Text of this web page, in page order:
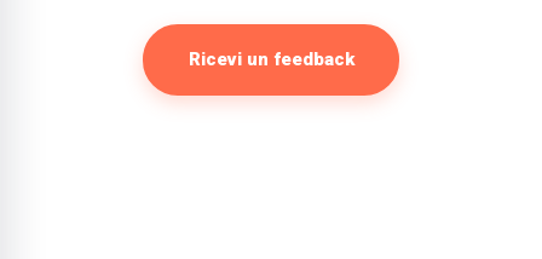
Ricevi un feedback